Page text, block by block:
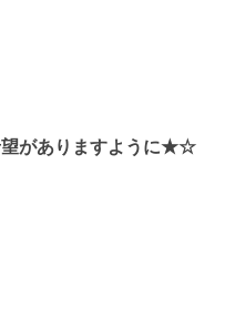
がありますように★☆